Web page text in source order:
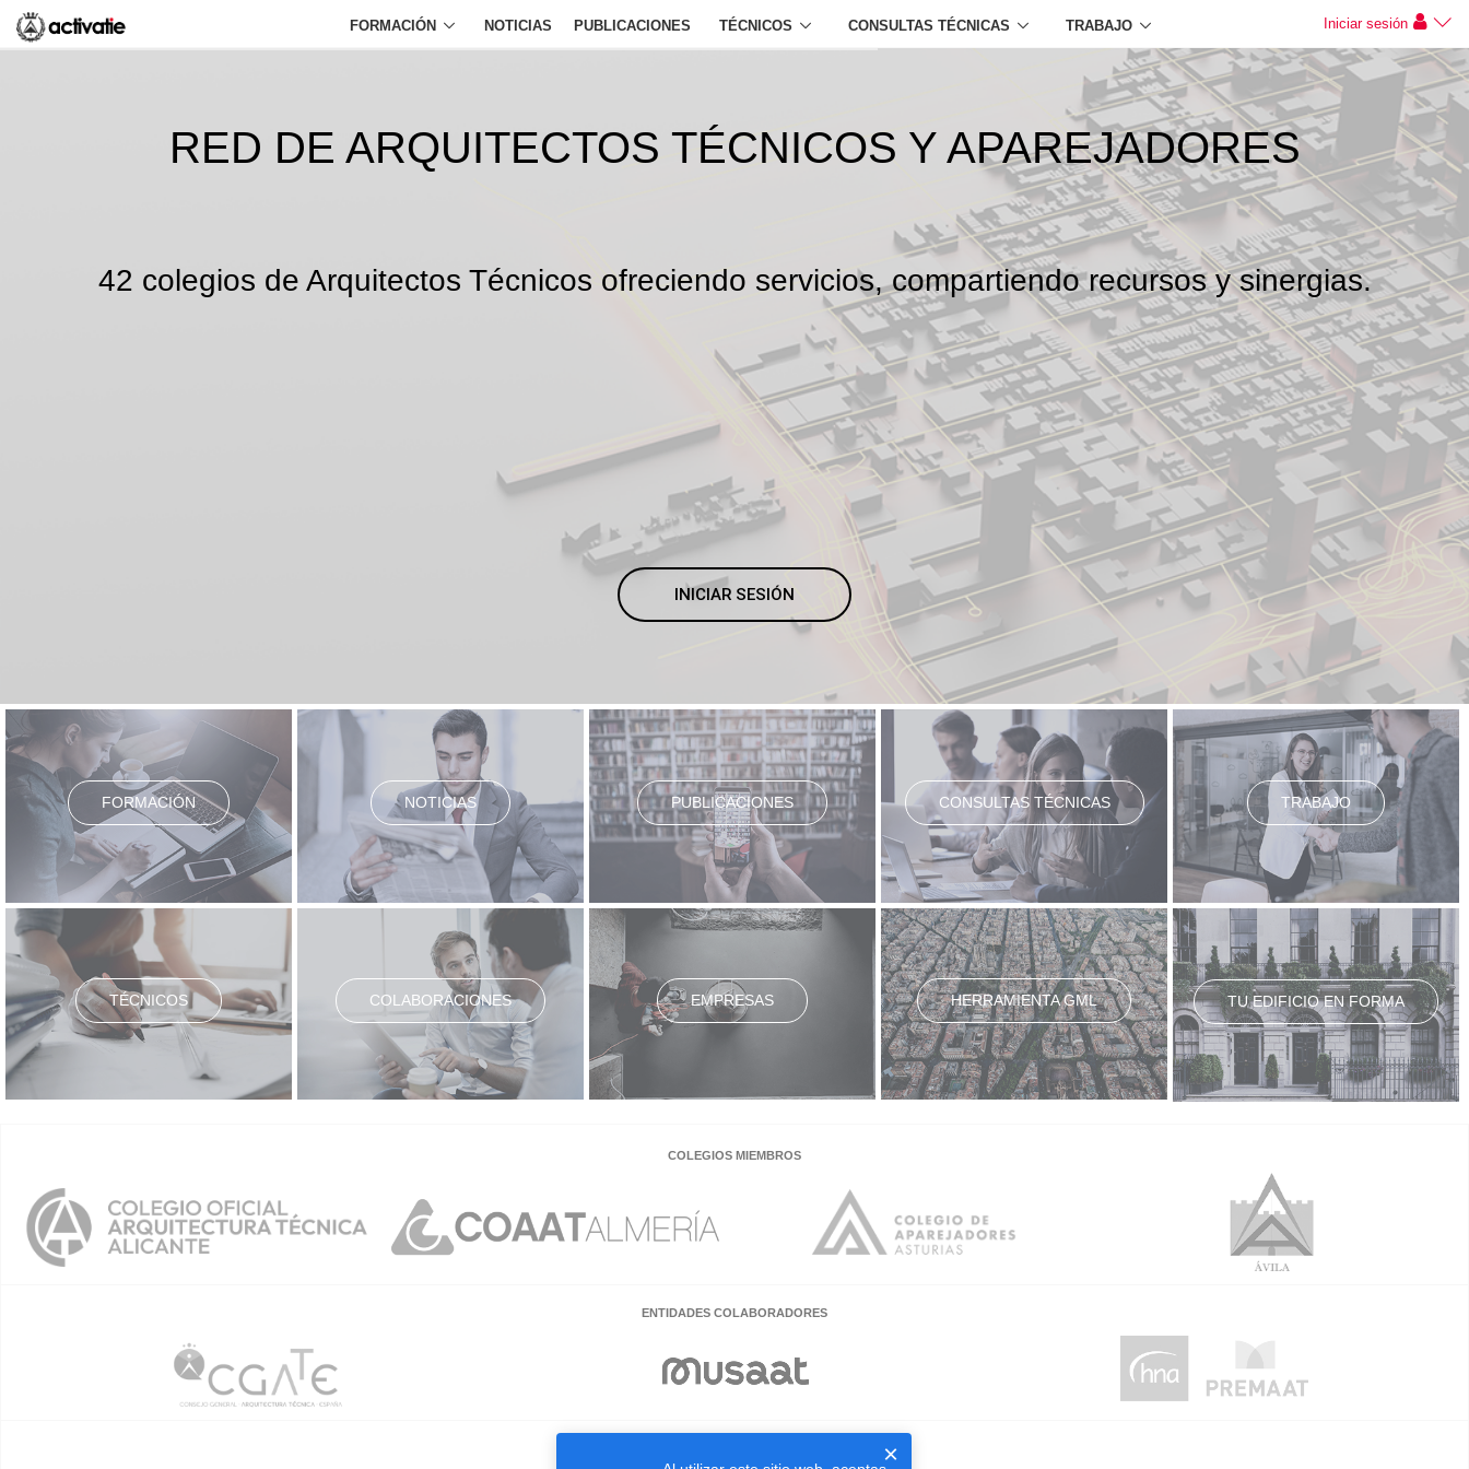
FORMACIÓN NOTICIAS PUBLICACIONES TÉCNICOS CONSULTAS TÉCNICAS TRABAJO Iniciar sesión
RED DE ARQUITECTOS TÉCNICOS Y APAREJADORES
42 colegios de Arquitectos Técnicos ofreciendo servicios, compartiendo recursos y sinergias.
INICIAR SESIÓN
FORMACIÓN NOTICIAS PUBLICACIONES CONSULTAS TÉCNICAS TRABAJO
TÉCNICOS COLABORACIONES EMPRESAS HERRAMIENTA GML TU EDIFICIO EN FORMA
COLEGIOS MIEMBROS
ENTIDADES COLABORADORES
×